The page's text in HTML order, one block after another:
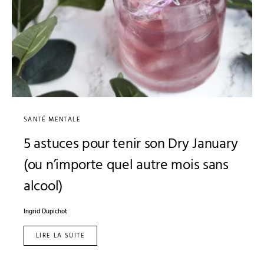
SANTÉ MENTALE
5 astuces pour tenir son Dry January
(ou n’importe quel autre mois sans
alcool)
Ingrid Dupichot
LIRE LA SUITE